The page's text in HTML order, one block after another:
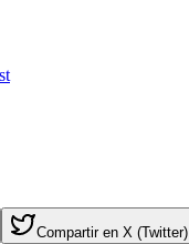
Compartir en X (Twitter)